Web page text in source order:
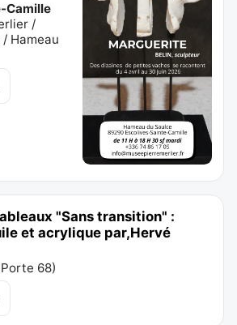
Camille
/
Hameau
"Sans transition" :
et acrylique par,Hervé
68)